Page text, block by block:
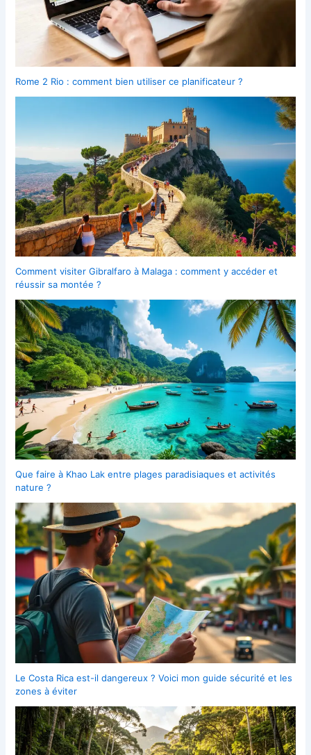
Rome 2 Rio : comment bien utiliser ce planificateur ?
Comment visiter Gibralfaro à Malaga : comment y accéder et
réussir sa montée ?
Que faire à Khao Lak entre plages paradisiaques et activités
nature ?
Le Costa Rica est-il dangereux ? Voici mon guide sécurité et les
zones à éviter